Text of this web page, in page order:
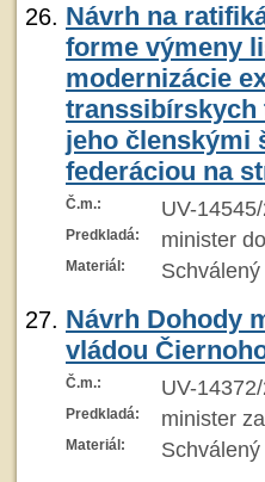
Návrh na
forme výmeny
modernizácie
transsibírskych
jeho členskými
federáciou na
Č.m.: UV-
Predkladá: minister
Materiál: Schválený
Návrh Dohody
vládou
Č.m.: UV-
Predkladá: minister
Materiál: Schválený